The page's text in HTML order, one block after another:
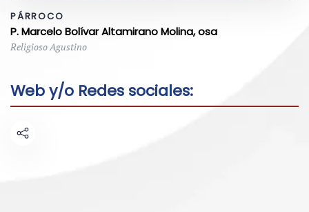
PÁRROCO
P. Marcelo Bolívar Altamirano Molina, osa
Religioso Agustino
Web y/o Redes sociales: